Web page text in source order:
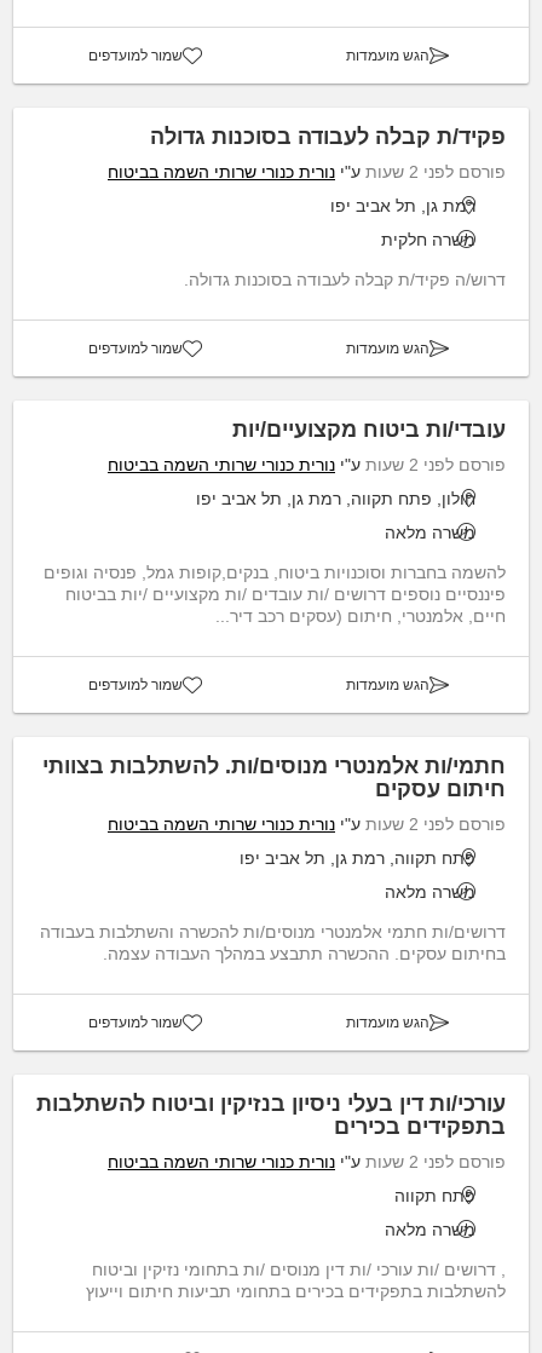
הגש מועמדות שמור למועדפים
פקיד/ת קבלה לעבודה בסוכנות גדולה
פורסם לפני 2 שעות ע"י נורית כנורי שרותי השמה בביטוח
רמת גן, תל אביב יפו
משרה חלקית
דרוש/ה פקיד/ת קבלה לעבודה בסוכנות גדולה.
הגש מועמדות שמור למועדפים
עובדי/ות ביטוח מקצועיים/יות
פורסם לפני 2 שעות ע"י נורית כנורי שרותי השמה בביטוח
חולון, פתח תקווה, רמת גן, תל אביב יפו
משרה מלאה
להשמה בחברות וסוכנויות ביטוח, בנקים,קופות גמל, פנסיה וגופים
פיננסיים נוספים דרושים /ות עובדים /ות מקצועיים /יות בביטוח
חיים, אלמנטרי, חיתום (עסקים רכב דיר...
הגש מועמדות שמור למועדפים
חתמי/ות אלמנטרי מנוסים/ות. להשתלבות בצוותי
חיתום עסקים
פורסם לפני 2 שעות ע"י נורית כנורי שרותי השמה בביטוח
פתח תקווה, רמת גן, תל אביב יפו
משרה מלאה
דרושים/ות חתמי אלמנטרי מנוסים/ות להכשרה והשתלבות בעבודה
בחיתום עסקים. ההכשרה תתבצע במהלך העבודה עצמה.
הגש מועמדות שמור למועדפים
עורכי/ות דין בעלי ניסיון בנזיקין וביטוח להשתלבות
בתפקידים בכירים
פורסם לפני 2 שעות ע"י נורית כנורי שרותי השמה בביטוח
פתח תקווה
משרה מלאה
, דרושים /ות עורכי /ות דין מנוסים /ות בתחומי נזיקין וביטוח
להשתלבות בתפקידים בכירים בתחומי תביעות חיתום וייעוץ